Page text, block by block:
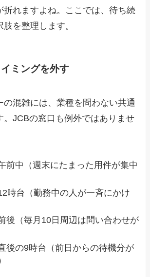
折れますよね。ここでは、待ち続
を整理します。
ミングを外す
の混雑には、業種を問わない共通
。JCBの窓口も例外ではありませ
前中（週末にたまった用件が集中
時台（勤務中の人が一斉にかけ
後（毎月10日周辺は問い合わせが
後の9時台（前日からの待機分が